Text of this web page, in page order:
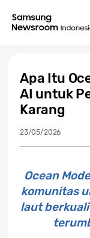
Apa Itu
AI untuk
Karang
23/05/2026
Ocean
komunitas
laut